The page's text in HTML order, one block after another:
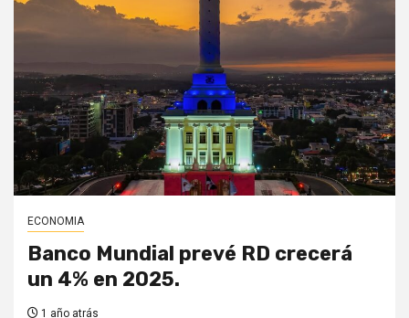
ECONOMIA
Banco Mundial prevé RD crecerá
un 4% en 2025.
1 año atrás